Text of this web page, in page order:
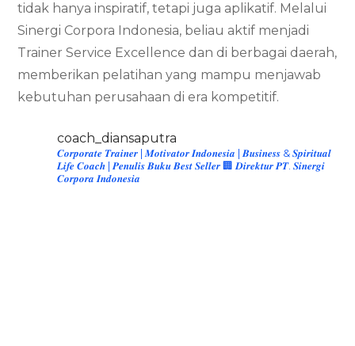
tidak hanya inspiratif, tetapi juga aplikatif. Melalui
Sinergi Corpora Indonesia, beliau aktif menjadi
Trainer Service Excellence dan di berbagai daerah,
memberikan pelatihan yang mampu menjawab
kebutuhan perusahaan di era kompetitif.
coach_diansaputra
𝑪𝒐𝒓𝒑𝒐𝒓𝒂𝒕𝒆 𝑻𝒓𝒂𝒊𝒏𝒆𝒓 | 𝑴𝒐𝒕𝒊𝒗𝒂𝒕𝒐𝒓 𝑰𝒏𝒅𝒐𝒏𝒆𝒔𝒊𝒂 | 𝑩𝒖𝒔𝒊𝒏𝒆𝒔𝒔 & 𝑺𝒑𝒊𝒓𝒊𝒕𝒖𝒂𝒍
𝑳𝒊𝒇𝒆 𝑪𝒐𝒂𝒄𝒉 | 𝑷𝒆𝒏𝒖𝒍𝒊𝒔 𝑩𝒖𝒌𝒖 𝑩𝒆𝒔𝒕 𝑺𝒆𝒍𝒍𝒆𝒓 🏢 𝑫𝒊𝒓𝒆𝒌𝒕𝒖𝒓 𝑷𝑻. 𝑺𝒊𝒏𝒆𝒓𝒈𝒊
𝑪𝒐𝒓𝒑𝒐𝒓𝒂 𝑰𝒏𝒅𝒐𝒏𝒆𝒔𝒊𝒂